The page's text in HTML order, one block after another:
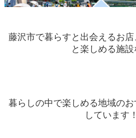
藤沢市で暮らすと出会えるお
と楽しめる施
暮らしの中で楽しめる地域の
しています！